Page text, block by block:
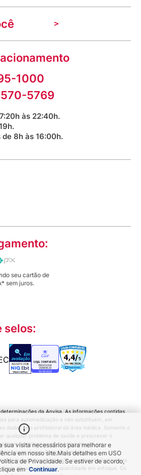
sua visita necessários para melhorar e
em nosso site.Mais detalhes em USO
de Privacidade. Se estiver de acordo,
em Continuar.
1000
5769
às 22:40h.
8h às 16:00h.
seu cartão de
sem juros.
selos:
da Anvisa. As informações contidas
para automedicação e não substituem, em
dadas pelo profissional da área médica. Somente o
qualquer problema de saúde e prescrever o
os sintomas um médico deverá ser
trazer riscos. Procure o médico e o
as imagens deste site são meramente ilustrativas.
de acordo com a quantidade em estoque. Os